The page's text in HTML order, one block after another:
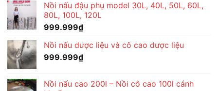
Nồi nấu đậu phụ model 30L, 40L, 50L, 60L,
80L, 100L, 120L
999.999₫
Nồi nấu dược liệu và cô cao dược liệu
999.999₫
Nồi nấu cao 200l – Nồi cô cao 100l cánh